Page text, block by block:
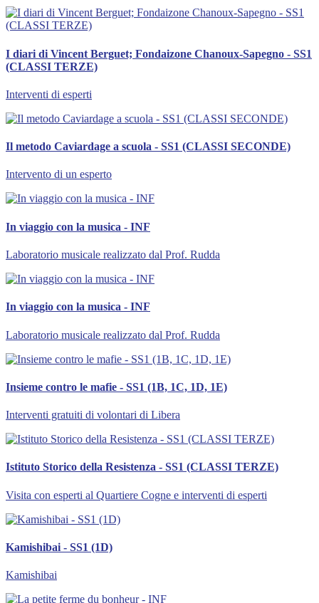
I diari di Vincent Berguet; Fondaizone Chanoux-Sapegno - SS1
(CLASSI TERZE)
Interventi di esperti
Il metodo Caviardage a scuola - SS1 (CLASSI SECONDE)
Intervento di un esperto
In viaggio con la musica - INF
Laboratorio musicale realizzato dal Prof. Rudda
In viaggio con la musica - INF
Laboratorio musicale realizzato dal Prof. Rudda
Insieme contro le mafie - SS1 (1B, 1C, 1D, 1E)
Interventi gratuiti di volontari di Libera
Istituto Storico della Resistenza - SS1 (CLASSI TERZE)
Visita con esperti al Quartiere Cogne e interventi di esperti
Kamishibai - SS1 (1D)
Kamishibai